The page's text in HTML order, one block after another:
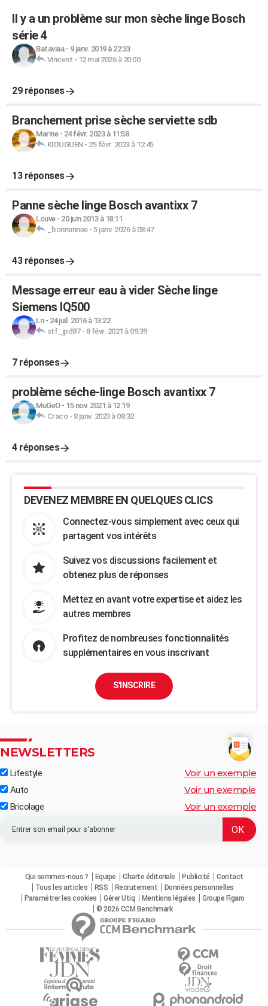
Il y a un problème sur mon sèche linge Bosch
série 4
Bataviaa- 9 janv. 2019 à 22:33
Vincent - 12 mai 2026 à 20:00
29 réponses
Branchement prise sèche serviette sdb
Marine- 24 févr. 2023 à 11:58
KIDUGUEN- 25 févr. 2023 à 12:45
13 réponses
Panne sèche linge Bosch avantixx 7
Louve- 20 juin 2013 à 18:11
_bonnannee- 5 janv. 2026 à 08:47
43 réponses
Message erreur eau à vider Sèche linge
Siemens IQ500
Ln- 24 juil. 2016 à 13:22
stf_jpd87- 8 févr. 2021 à 09:39
7 réponses
problème séche-linge Bosch avantixx 7
MuGeO- 15 nov. 2021 à 12:19
Craco- 8 janv. 2023 à 08:32
4 réponses
DEVENEZ MEMBRE EN QUELQUES CLICS
Connectez-vous simplement avec ceux qui
partagent vos intérêts
Suivez vos discussions facilement et
obtenez plus de réponses
Mettez en avant votre expertise et aidez les
autres membres
Profitez de nombreuses fonctionnalités
supplémentaires en vous inscrivant
S'INSCRIRE
NEWSLETTERS
Lifestyle Voir un exemple
Auto Voir un exemple
Bricolage Voir un exemple
Qui sommes-nous ? Equipe Charte éditoriale Publicité
Contact
Tous les articles
RSS Recrutement
Données personnelles
Paramétrer les cookies
Gérer Utiq Mentions légales
Groupe Figaro
© 2026 CCM Benchmark